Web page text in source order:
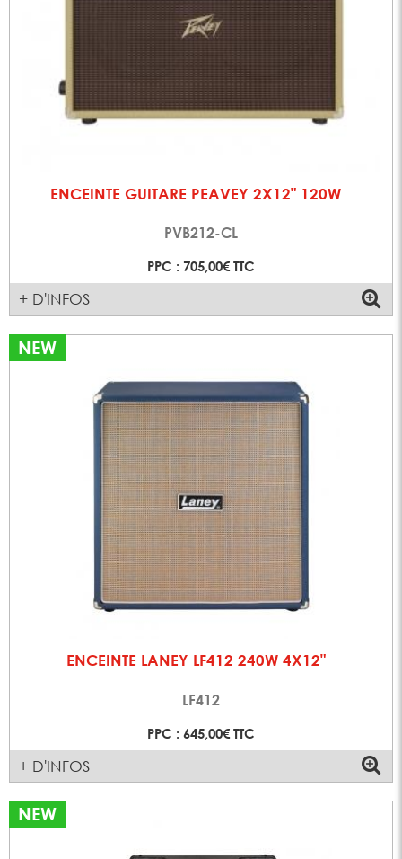
ENCEINTE GUITARE PEAVEY 2X12" 120W
PVB212-CL
PPC : 705,00€ TTC
+ D'INFOS
NEW
ENCEINTE LANEY LF412 240W 4X12"
LF412
PPC : 645,00€ TTC
+ D'INFOS
NEW